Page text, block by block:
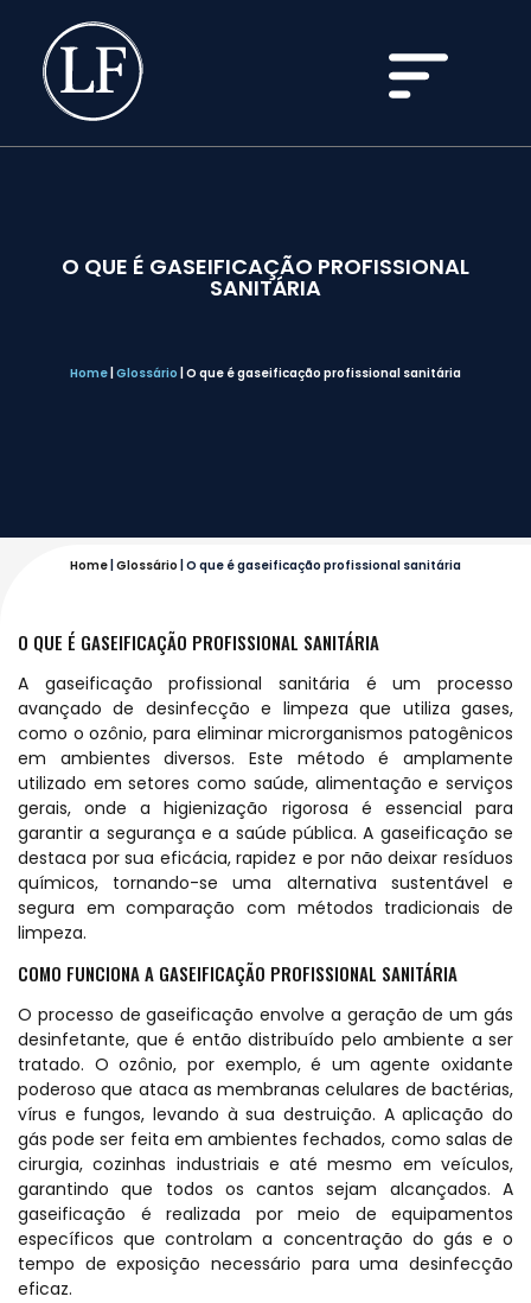
O QUE É GASEIFICAÇÃO PROFISSIONAL
SANITÁRIA
Home Glossário O que é gaseificação profissional sanitária
Home Glossário O que é gaseificação profissional sanitária
O QUE É GASEIFICAÇÃO PROFISSIONAL SANITÁRIA
A gaseificação profissional sanitária é um processo
avançado de desinfecção e limpeza que utiliza gases,
como o ozônio, para eliminar microrganismos patogênicos
em ambientes diversos. Este método é amplamente
utilizado em setores como saúde, alimentação e serviços
gerais, onde a higienização rigorosa é essencial para
garantir a segurança e a saúde pública. A gaseificação se
destaca por sua eficácia, rapidez e por não deixar resíduos
químicos, tornando-se uma alternativa sustentável e
segura em comparação com métodos tradicionais de
limpeza.
COMO FUNCIONA A GASEIFICAÇÃO PROFISSIONAL SANITÁRIA
O processo de gaseificação envolve a geração de um gás
desinfetante, que é então distribuído pelo ambiente a ser
tratado. O ozônio, por exemplo, é um agente oxidante
poderoso que ataca as membranas celulares de bactérias,
vírus e fungos, levando à sua destruição. A aplicação do
gás pode ser feita em ambientes fechados, como salas de
cirurgia, cozinhas industriais e até mesmo em veículos,
garantindo que todos os cantos sejam alcançados. A
gaseificação é realizada por meio de equipamentos
específicos que controlam a concentração do gás e o
tempo de exposição necessário para uma desinfecção
eficaz.